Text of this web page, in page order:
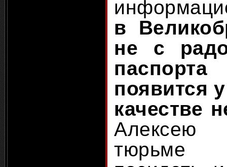
в
не с
появится
качестве